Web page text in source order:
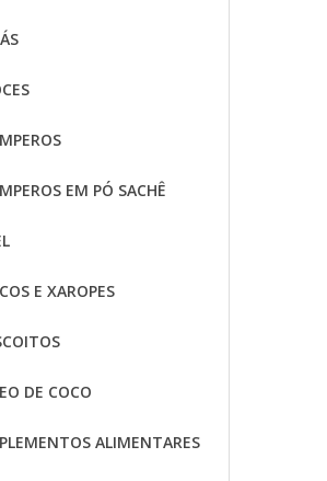
EM PÓ SACHÊ
E XAROPES
DE COCO
ALIMENTARES